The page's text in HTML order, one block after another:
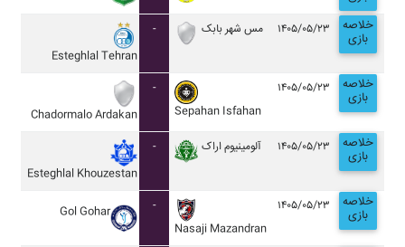
Esteghlal Tehran
- مس شهر بابک ۱۴۰۵/۰۵/۲۳ خلاصه
بازی
Chadormalo Ardakan
-
Sepahan Isfahan
۱۴۰۵/۰۵/۲۳ خلاصه
بازی
Esteghlal Khouzestan
- آلومينيوم اراک ۱۴۰۵/۰۵/۲۳ خلاصه
بازی
Gol Gohar
-
Nasaji Mazandran
۱۴۰۵/۰۵/۲۳ خلاصه
بازی